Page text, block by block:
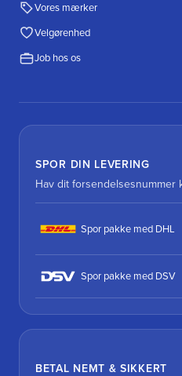
Vores mærker
Velgørenhed
Job hos os
SPOR DIN LEVERING
Hav dit forsendelsesnummer
Spor pakke med DHL
Spor pakke med DSV
BETAL NEMT & SIKKERT